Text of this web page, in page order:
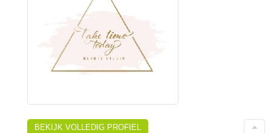
BEKIJK VOLLEDIG PROFIEL